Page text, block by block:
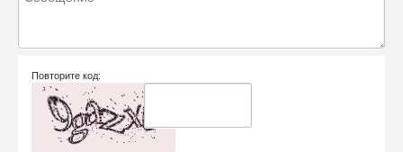
Повторите код: